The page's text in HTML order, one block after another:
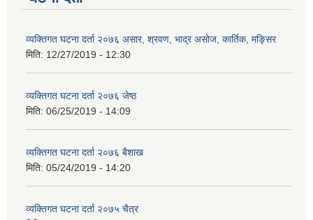
व्यक्तिगत घटना दर्ता २०७६ असार, श्रवण, भाद्र असोज, कार्तिक, मङ्सिर
मिति: 12/27/2019 - 12:30
व्यक्तिगत घटना दर्ता २०७६ जेष्ठ
मिति: 06/25/2019 - 14:09
व्यक्तिगत घटना दर्ता २०७६ बैशाख
मिति: 05/24/2019 - 14:20
व्यक्तिगत घटना दर्ता २०७५ चैत्र